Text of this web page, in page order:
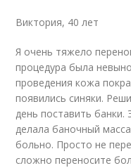
Виктория, 40 лет
Я очень тяжело
процедура была
проведения кожа
появились синяки.
день поставить банки.
делала баночный
больно. Просто не
сложно переносите